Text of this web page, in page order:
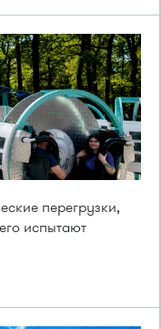
перегрузки,
испытают